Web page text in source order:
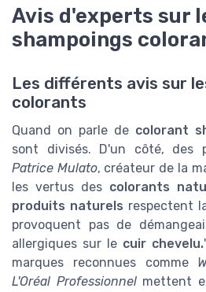
Avis d'experts sur
shampoings
Les différents avis sur
colorants
Quand on parle de colorant
sont divisés. D'un côté, des
Patrice Mulato, créateur de la
les vertus des colorants
produits naturels respectent
provoquent pas de
allergiques sur le cuir chevelu.
marques reconnues comme
L'Oréal Professionnelmettent